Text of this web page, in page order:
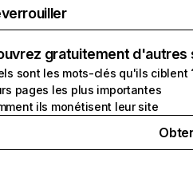
gratuitement
sont les mots-clés qu'ils ciblent
pages les plus importantes
ils monétisent leur site